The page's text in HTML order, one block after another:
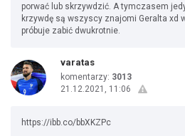
porwać lub skrzywdzić. A tymczasem
krzywdę są wszyscy znajomi Geralta xd
próbuje zabić dwukrotnie.
varatas
komentarzy: 3013
21.12.2021, 11:06
https://ibb.co/bbXKZPc